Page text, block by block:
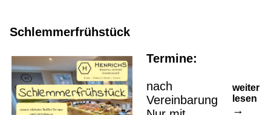
Schlemmerfrühstück
Termine:
nach
Vereinbarung
weiter
lesen